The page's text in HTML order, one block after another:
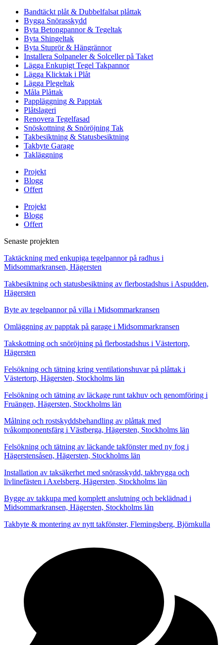
Bandtäckt plåt & Dubbelfalsat plåttak
Bygga Snörasskydd
Byta Betongpannor & Tegeltak
Byta Shingeltak
Byta Stuprör & Hängrännor
Installera Solpaneler & Solceller på Taket
Lägga Enkupigt Tegel Takpannor
Lägga Klicktak i Plåt
Lägga Plegeltak
Måla Plåttak
Pappläggning & Papptak
Plåtslageri
Renovera Tegelfasad
Snöskottning & Snöröjning Tak
Takbesiktning & Statusbesiktning
Takbyte Garage
Takläggning
Projekt
Blogg
Offert
Projekt
Blogg
Offert
Senaste projekten
Taktäckning med enkupiga tegelpannor på radhus i
Midsommarkransen, Hägersten
Takbesiktning och statusbesiktning av flerbostadshus i Aspudden,
Hägersten
Byte av tegelpannor på villa i Midsommarkransen
Omläggning av papptak på garage i Midsommarkransen
Takskottning och snöröjning på flerbostadshus i Västertorp,
Hägersten
Felsökning och tätning kring ventilationshuvar på plåttak i
Västertorp, Hägersten, Stockholms län
Felsökning och tätning av läckage runt takhuv och genomföring i
Fruängen, Hägersten, Stockholms län
Målning och rostskyddsbehandling av plåttak med
tvåkomponentsfärg i Västberga, Hägersten, Stockholms län
Felsökning och tätning av läckande takfönster med ny fog i
Hägerstensåsen, Hägersten, Stockholms län
Installation av taksäkerhet med snörasskydd, takbrygga och
livlinefästen i Axelsberg, Hägersten, Stockholms län
Bygge av takkupa med komplett anslutning och beklädnad i
Midsommarkransen, Hägersten, Stockholms län
Takbyte & montering av nytt takfönster, Flemingsberg, Björnkulla